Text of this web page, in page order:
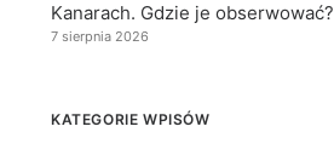
Kanarach. Gdzie je obserwować?
7 sierpnia 2026
KATEGORIE WPISÓW